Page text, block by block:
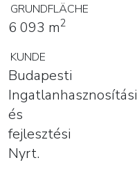
GRUNDFLÄCHE
6 093 m2
KUNDE
Budapesti
Ingatlanhasznosítási
és
fejlesztési
Nyrt.